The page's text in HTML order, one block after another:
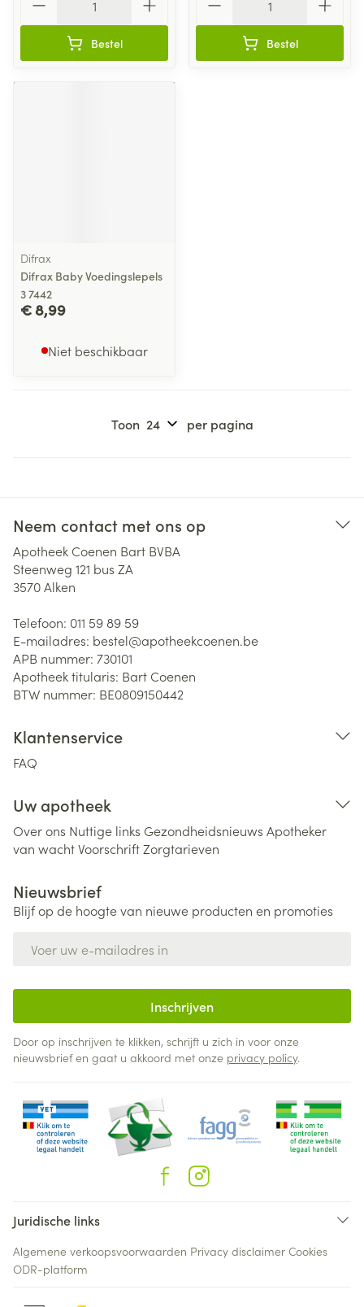
Bestel Bestel
Difrax
Difrax Baby Voedingslepels
3 7442
€ 8,99
Niet beschikbaar
Toon per pagina
Neem contact met ons op
Apotheek Coenen Bart BVBA
Steenweg 121 bus ZA
3570Alken
Telefoon: 011 59 89 59
E-mailadres: bestel@apotheekcoenen.be
APB nummer: 730101
Apotheek titularis: Bart Coenen
BTW nummer: BE0809150442
Klantenservice
FAQ
Uw apotheek
Over ons Nuttige links Gezondheidsnieuws Apotheker
van wachtVoorschriftZorgtarieven
Nieuwsbrief
Blijf op de hoogte van nieuwe producten en promoties
Inschrijven
Door op inschrijven te klikken, schrijft u zich in voor onze
nieuwsbrief en gaat u akkoord met onze privacy policy.
Juridische links
Algemene verkoopsvoorwaarden Privacy disclaimer Cookies
ODR-platform